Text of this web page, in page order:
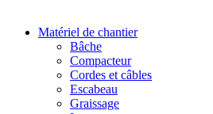
Matériel de chantier
Bâche
Compacteur
Cordes et câbles
Escabeau
Graissage